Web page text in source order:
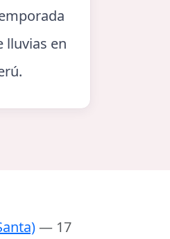
lluvias en
— 17